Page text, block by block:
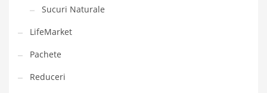
Sucuri Naturale
LifeMarket
Pachete
Reduceri